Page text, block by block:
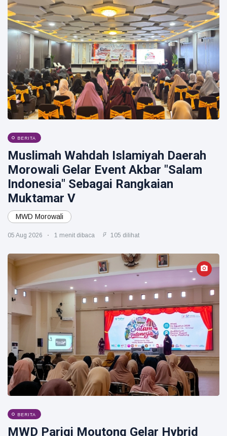
BERITA
Muslimah Wahdah Islamiyah Daerah
Morowali Gelar Event Akbar "Salam
Indonesia" Sebagai Rangkaian
Muktamar V
MWD Morowali
05 Aug 2026 1 menit dibaca 105 dilihat
BERITA
MWD Parigi Moutong Gelar Hybrid